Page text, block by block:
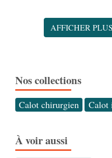
AFFICHER
Nos collections
Calot chirurgien Calot
À voir aussi